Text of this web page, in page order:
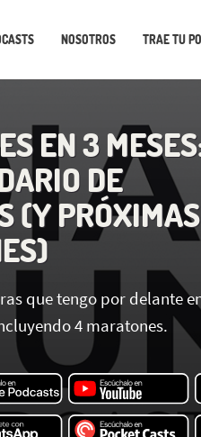
NOSOTROS TRAE TU
EN 3
DE
(Y
que tengo por delante
4 maratones.